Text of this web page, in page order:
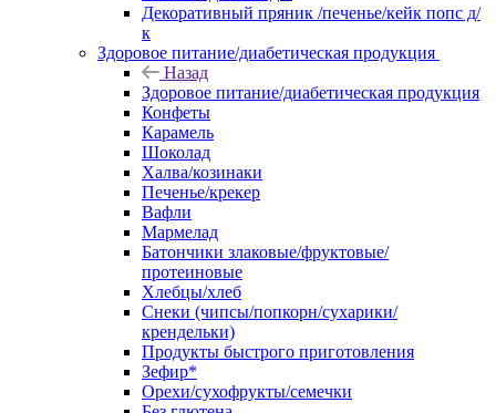
Декоративный пряник /печенье/кейк попс д/
к
Здоровое питание/диабетическая продукция
Назад
Здоровое питание/диабетическая продукция
Конфеты
Карамель
Шоколад
Халва/козинаки
Печенье/крекер
Вафли
Мармелад
Батончики злаковые/фруктовые/
протеиновые
Хлебцы/хлеб
Снеки (чипсы/попкорн/сухарики/
крендельки)
Продукты быстрого приготовления
Зефир*
Орехи/сухофрукты/семечки